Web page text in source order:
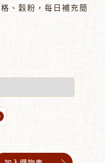
、穀粉，每日補充簡